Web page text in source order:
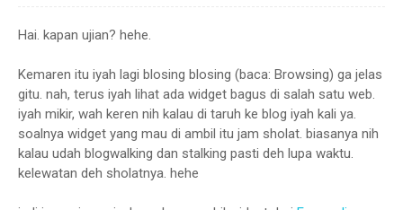
Hai. kapan ujian? hehe.
Kemaren itu iyah lagi blosing blosing (baca: Browsing) ga jelas
gitu. nah, terus iyah lihat ada widget bagus di salah satu web.
iyah mikir, wah keren nih kalau di taruh ke blog iyah kali ya.
soalnya widget yang mau di ambil itu jam sholat. biasanya nih
kalau udah blogwalking dan stalking pasti deh lupa waktu.
kelewatan deh sholatnya. hehe